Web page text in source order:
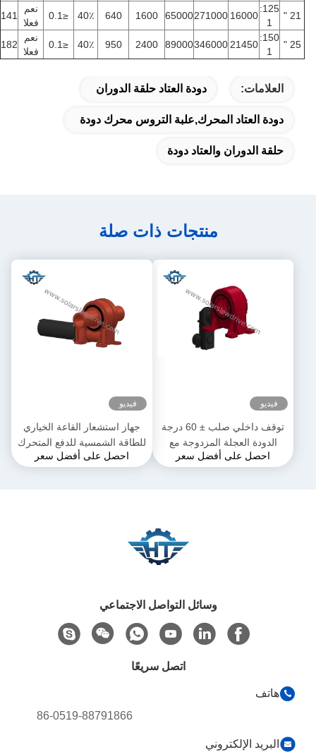
21 "
125:
16000
271000
65000
1600
640 40٪ ≤0.1
نعم
فعلا
141
25 "
150:
21450
346000
89000
2400
950 40٪ ≤0.1
نعم
فعلا
182
العلامات: دودة العتاد حلقة الدوران
دودة العتاد المحرك,علبة التروس محرك دودة
حلقة الدوران والعتاد دودة
منتجات ذات صلة
فيديو
توقف داخلي صلب ± 60 درجة
الدودة العجلة المزدوجة مع
القفل الذاتي والدقة 0.15 درجة
احصل على أفضل سعر
فيديو
جهاز استشعار القاعة الخياري
للطاقة الشمسية للدفع المتحرك
للتركيب السريع والسهل
احصل على أفضل سعر
وسائل التواصل الاجتماعي
اتصل سريعًا
هاتف
86-0519-88791866
البريد الإلكتروني